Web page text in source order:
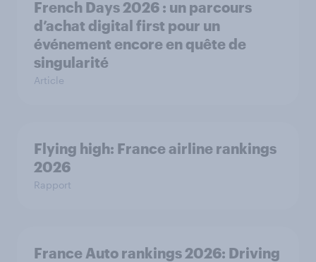
French Days 2026 : un parcours
d’achat digital first pour un
événement encore en quête de
singularité
Article
Flying high: France airline rankings
2026
Rapport
France Auto rankings 2026: ​Driving